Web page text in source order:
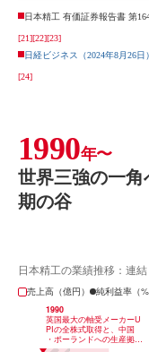
日本精工 有価証券報告書 第
[21][22][23]
日経ビジネス（2024年8月26日）
[24]
1990年〜
世界三強の一
期の谷
日本精工の業績推移：連結
売上高（億円）
純利益率（%